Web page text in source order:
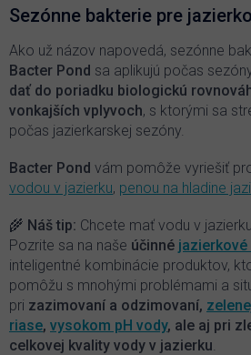
d
a
c
e
p
r
y
v
ý
p
i
s
u
Sezónne bakterie pre jazierko
Ako už názov napovedá, sezónne
Bacter Pond sa aplikujú počas
dať do poriadku biologickú
vonkajších vplyvoch, s ktorými sa
počas jazierkarskej sezóny.
Bacter Pond vám pomôže vyriešiť
vodou v jazierku, penou na hladine
🌾 Náš tip: Chcete mať vodu v
Pozrite sa na naše účinné jazierkové
inteligentné kombinácie produktov,
pomôžu s mnohými problémami a
pri zazimovaní a odzimovaní,
riase, vysokom pH vody, ale aj pri
celkovej kvality vody v jazierku.